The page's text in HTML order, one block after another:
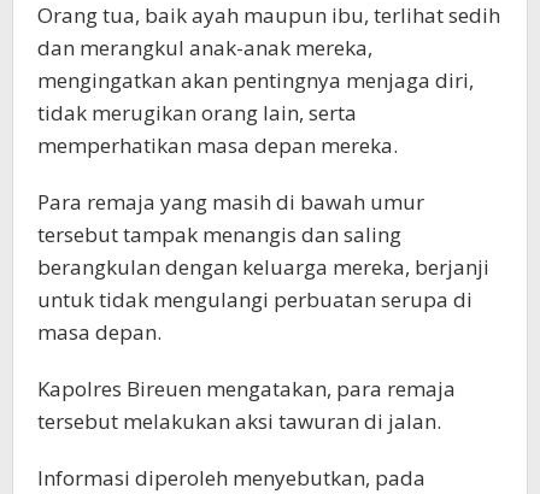
Orang tua, baik ayah maupun ibu, terlihat sedih
dan merangkul anak-anak mereka,
mengingatkan akan pentingnya menjaga diri,
tidak merugikan orang lain, serta
memperhatikan masa depan mereka.
Para remaja yang masih di bawah umur
tersebut tampak menangis dan saling
berangkulan dengan keluarga mereka, berjanji
untuk tidak mengulangi perbuatan serupa di
masa depan.
Kapolres Bireuen mengatakan, para remaja
tersebut melakukan aksi tawuran di jalan.
Informasi diperoleh menyebutkan, pada